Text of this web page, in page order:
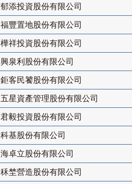
郁添投資股份有限公司
福豐置地股份有限公司
樺祥投資股份有限公司
興泉利股份有限公司
鉅客民饕股份有限公司
五星資產管理股份有限公司
君毅投資股份有限公司
科基股份有限公司
海卓立股份有限公司
秝埜營造股份有限公司